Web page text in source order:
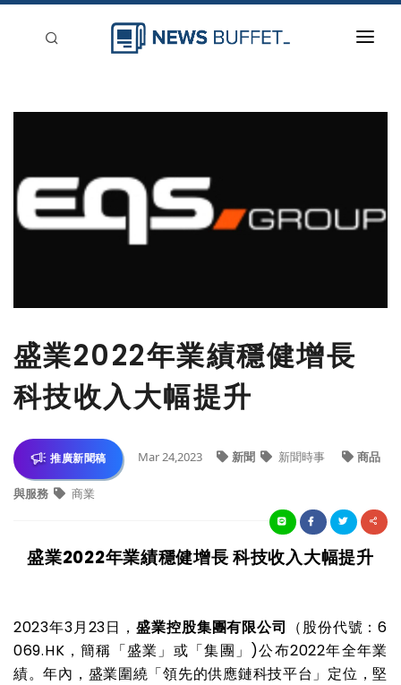
刊登
盛業2022年業績穩健增長
科技收入大幅提升
推廣新聞稿 Mar 24,2023 新聞 新聞時事 商品
與服務 商業
盛業2022年業績穩健增長 科技收入大幅提升
2023年3月23日，盛業控股集團有限公司 （股份代號：6
069.HK ，簡稱「盛業」或「集團」 )公布2022年全年業
績。年內，盛業圍繞「領先的供應鏈科技平台」定位，堅